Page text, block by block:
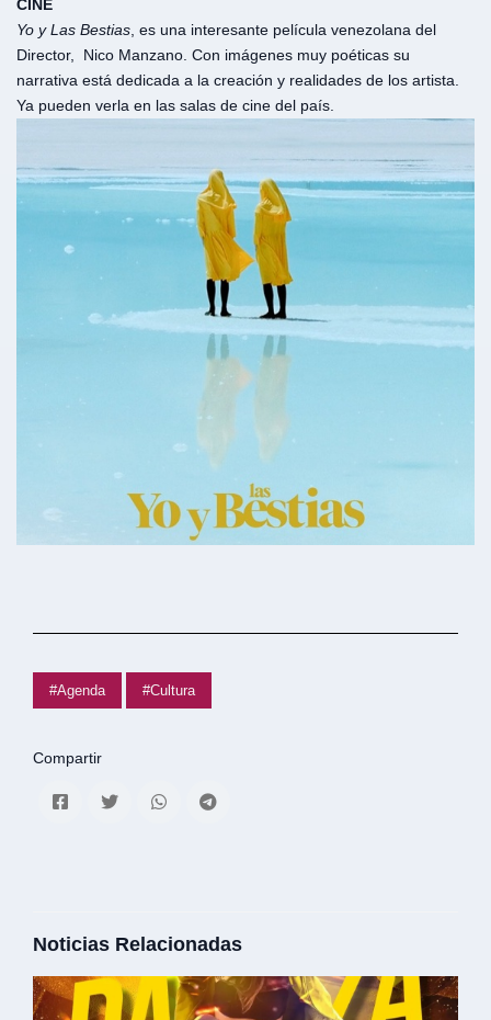
CINE
Yo y Las Bestias, es una interesante película venezolana del
Director, Nico Manzano. Con imágenes muy poéticas su
narrativa está dedicada a la creación y realidades de los artista.
Ya pueden verla en las salas de cine del país.
#Agenda #Cultura
Compartir
Noticias Relacionadas